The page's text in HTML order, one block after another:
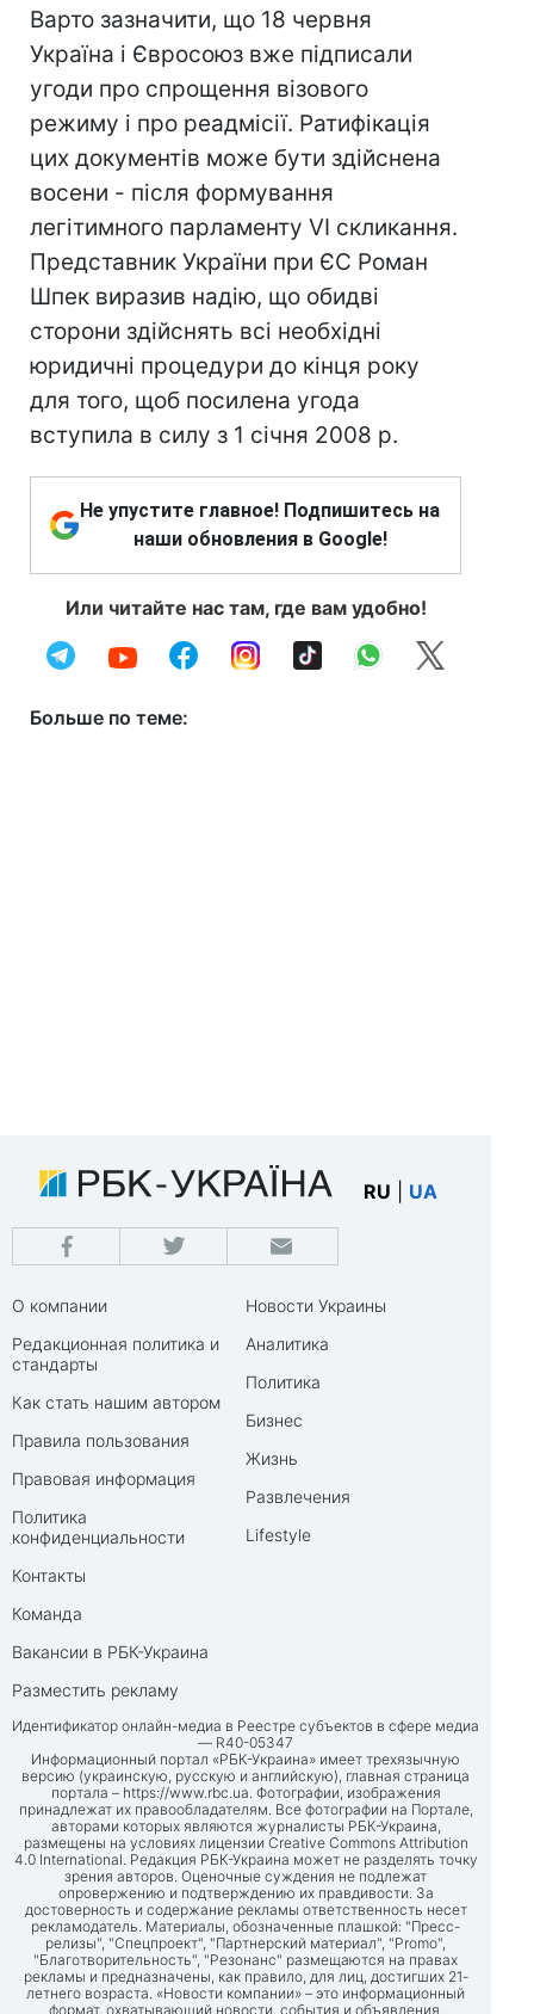
Варто зазначити, що 18 червня
Україна і Євросоюз вже підписали
угоди про спрощення візового
режиму і про реадмісії. Ратифікація
цих документів може бути здійснена
восени - після формування
легітимного парламенту VI скликання.
Представник України при ЄС Роман
Шпек виразив надію, що обидві
сторони здійснять всі необхідні
юридичні процедури до кінця року
для того, щоб посилена угода
вступила в силу з 1 січня 2008 р.
Не упустите главное! Подпишитесь на
наши обновления в Google!
Или читайте нас там, где вам удобно!
Больше по теме:
RU UA
О компании
Редакционная политика и
стандарты
Как стать нашим автором
Правила пользования
Правовая информация
Политика
конфиденциальности
Контакты
Команда
Вакансии в РБК-Украина
Разместить рекламу
Новости Украины
Аналитика
Политика
Бизнес
Жизнь
Развлечения
Lifestyle
Идентификатор онлайн-медиа в Реестре субъектов в сфере медиа
— R40-05347
Информационный портал «РБК-Украина» имеет трехязычную
версию (украинскую, русскую и английскую), главная страница
портала – https://www.rbc.ua. Фотографии, изображения
принадлежат их правообладателям. Все фотографии на Портале,
авторами которых являются журналисты РБК-Украина,
размещены на условиях лицензии Creative Commons Attribution
4.0 International. Редакция РБК-Украина может не разделять точку
зрения авторов. Оценочные суждения не подлежат
опровержению и подтверждению их правдивости. За
достоверность и содержание рекламы ответственность несет
рекламодатель. Материалы, обозначенные плашкой: "Пресс-
релизы", "Спецпроект", "Партнерский материал", "Promo",
"Благотворительность", "Резонанс" размещаются на правах
рекламы и предназначены, как правило, для лиц, достигших 21-
летнего возраста. «Новости компании» – это информационный
формат, охватывающий новости, события и объявления,